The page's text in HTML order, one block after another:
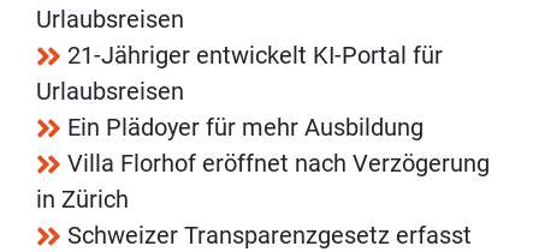
Urlaubsreisen
21-Jähriger entwickelt KI-Portal für
Urlaubsreisen
Ein Plädoyer für mehr Ausbildung
Villa Florhof eröffnet nach Verzögerung
in Zürich
Schweizer Transparenzgesetz erfasst